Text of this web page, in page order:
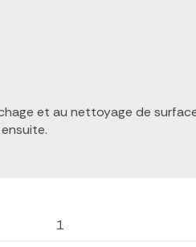
et au nettoyage de
1